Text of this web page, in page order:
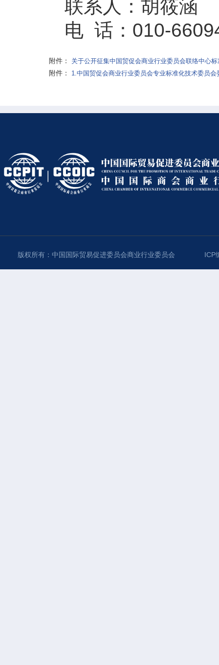
联系人：胡筱涵
电 话：010-
附件： 关于公开征集中国贸促会商业行业委员会联络中心
附件： 1.中国贸促会商业行业委员会专业标准化技术委员
版权所有：中国国际贸易促进委员会商业行业委员会 ICP